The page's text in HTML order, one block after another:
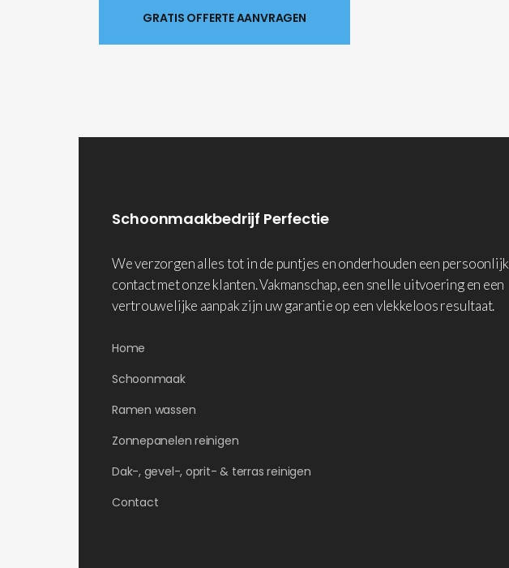
GRATIS OFFERTE AANVRAGEN
Schoonmaakbedrijf Perfectie
We verzorgen alles tot in de puntjes en onderhouden een persoonlijk
contact met onze klanten. Vakmanschap, een snelle uitvoering en een
vertrouwelijke aanpak zijn uw garantie op een vlekkeloos resultaat.
Home
Schoonmaak
Ramen wassen
Zonnepanelen reinigen
Dak-, gevel-, oprit- & terras reinigen
Contact